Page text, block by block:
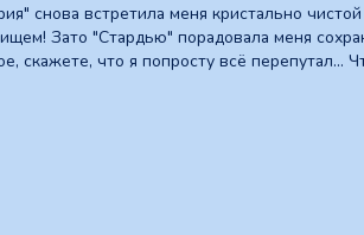
снова встретила меня кристально
Зато "Стардью" порадовала меня
скажете, что я попросту всё перепутал...